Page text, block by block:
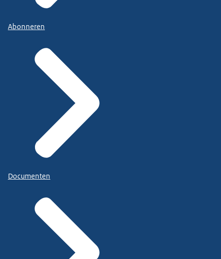
Abonneren
Documenten